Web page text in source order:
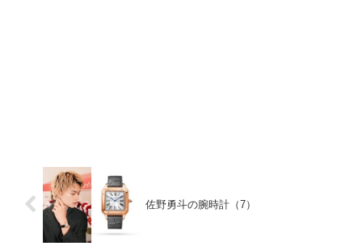
佐野勇斗の腕時計（7）